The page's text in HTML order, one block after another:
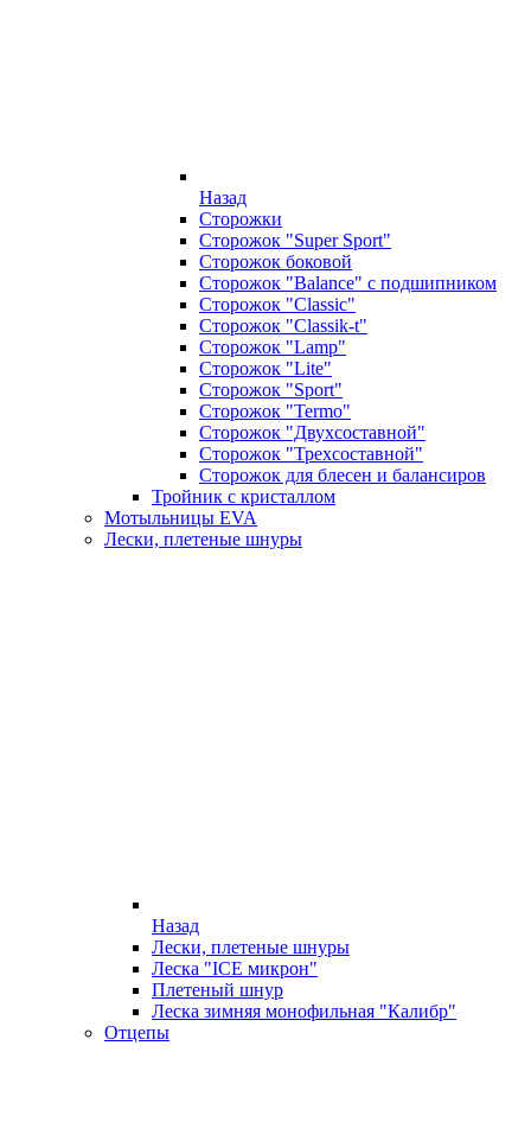
Назад
Сторожки
Сторожок "Super Sport"
Сторожок боковой
Сторожок "Balance" с подшипником
Сторожок "Classic"
Сторожок "Classik-t"
Сторожок "Lamp"
Сторожок "Lite"
Сторожок "Sport"
Сторожок "Termo"
Сторожок "Двухсоставной"
Сторожок "Трехсоставной"
Сторожок для блесен и балансиров
Тройник с кристаллом
Мотыльницы EVA
Лески, плетеные шнуры
Назад
Лески, плетеные шнуры
Леска "ICE микрон"
Плетеный шнур
Леска зимняя монофильная "Калибр"
Отцепы